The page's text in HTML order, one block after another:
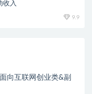
收入
9.9
向互联网创业类&副